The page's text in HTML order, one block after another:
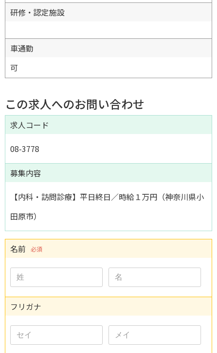
研修・認定施設
車通勤
可
この求人へのお問い合わせ
求人コード
08-3778
募集内容
【内科・訪問診療】平日終日／時給１万円（神奈川県小
田原市）
名前 必須
フリガナ